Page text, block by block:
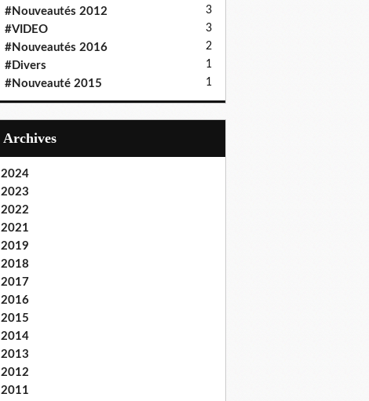
#Nouveautés 2012 3
#VIDEO 3
#Nouveautés 2016 2
#Divers 1
#Nouveauté 2015 1
Archives
2024
2023
2022
2021
2019
2018
2017
2016
2015
2014
2013
2012
2011